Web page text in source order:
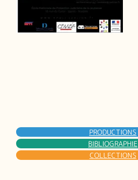
PRODUCTIONS
BIBLIOGRAPHIE
COLLECTIONS